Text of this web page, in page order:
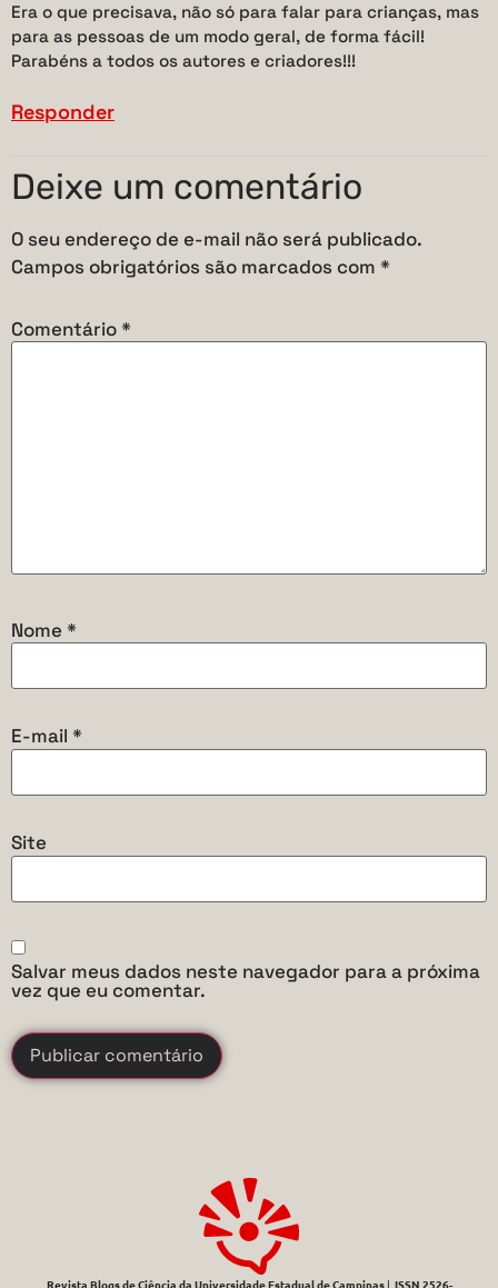
Era o que precisava, não só para falar para crianças, mas
para as pessoas de um modo geral, de forma fácil!
Parabéns a todos os autores e criadores!!!
Responder
Deixe um comentário
O seu endereço de e-mail não será publicado.
Campos obrigatórios são marcados com *
Comentário*
Nome *
E-mail *
Site
Salvar meus dados neste navegador para a próxima
vez que eu comentar.
Revista Blogs de Ciência da Universidade Estadual de Campinas| ISSN 2526-